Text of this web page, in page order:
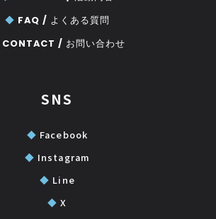
◆ FAQ / よくある質問
CONTACT / お問い合わせ
SNS
◆ Facebook
◆ Instagram
◆ Line
◆ X